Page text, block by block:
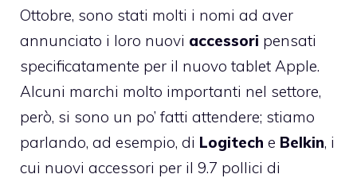
Ottobre, sono stati molti i nomi ad aver
annunciato i loro nuovi accessori pensati
specificatamente per il nuovo tablet Apple.
Alcuni marchi molto importanti nel settore,
però, si sono un po’ fatti attendere; stiamo
parlando, ad esempio, di Logitech e Belkin, i
cui nuovi accessori per il 9.7 pollici di